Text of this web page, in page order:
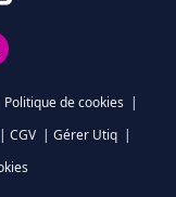
Politique de cookies |
| CGV | Gérer Utiq |